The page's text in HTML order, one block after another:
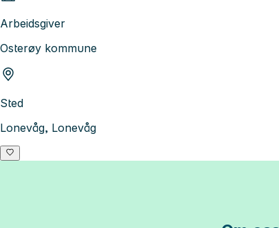
Arbeidsgiver
Osterøy kommune
Sted
Lonevåg, Lonevåg